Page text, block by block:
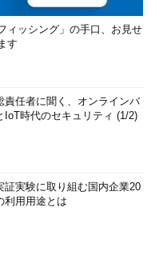
フィッシング」の手口、お見せ
す
責任者に聞く、オンラインバ
IoT時代のセキュリティ (1/2)
証実験に取り組む国内企業20
利用用途とは